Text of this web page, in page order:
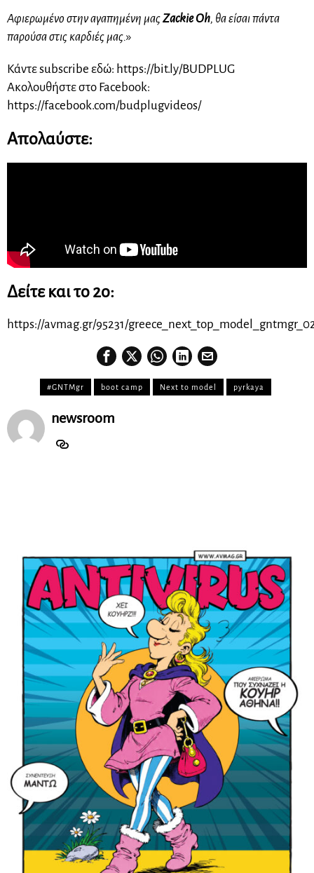
Αφιερωμένο στην αγαπημένη μαςZackie Oh, θα είσαι πάντα
παρούσα στις καρδιές μας. »
Κάντε subscribe εδώ: https://bit.ly/BUDPLUG
Ακολουθήστε στο Facebook:
https://facebook.com/budplugvideos/
Απολαύστε:
Δείτε και το 2ο:
https://avmag.gr/95231/
#GNTMgr boot camp Next to model pyrkaya
newsroom